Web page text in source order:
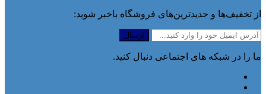
از تخفیف‌ها و جدیدترین‌های فروشگاه باخبر شوید:
ما را در شبکه های اجتماعی دنبال کنید.